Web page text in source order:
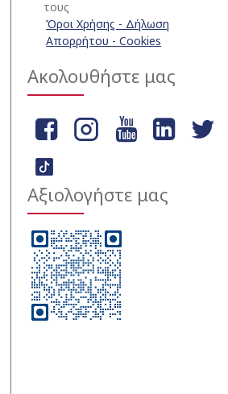
τους
Όροι Χρήσης - Δήλωση
Απορρήτου - Cookies
Ακολουθήστε μας
Αξιολογήστε μας